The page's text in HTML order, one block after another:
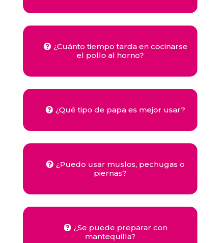
¿Cuánto tiempo tarda en cocinarse
el pollo al horno?
¿Qué tipo de papa es mejor usar?
¿Puedo usar muslos, pechugas o
piernas?
¿Se puede preparar con
mantequilla?